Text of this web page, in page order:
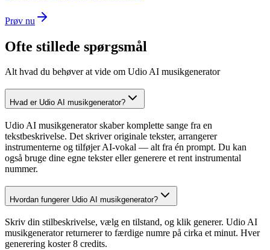
Prøv nu
Ofte stillede spørgsmål
Alt hvad du behøver at vide om Udio AI musikgenerator
Hvad er Udio AI musikgenerator?
Udio AI musikgenerator skaber komplette sange fra en
tekstbeskrivelse. Det skriver originale tekster, arrangerer
instrumenterne og tilføjer AI-vokal — alt fra én prompt. Du kan
også bruge dine egne tekster eller generere et rent instrumental
nummer.
Hvordan fungerer Udio AI musikgenerator?
Skriv din stilbeskrivelse, vælg en tilstand, og klik generer. Udio AI
musikgenerator returnerer to færdige numre på cirka et minut. Hver
generering koster 8 credits.